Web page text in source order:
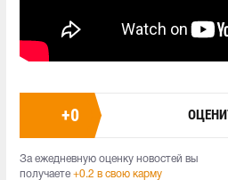
+0
За ежедневную оценку новостей вы
получаете +0.2 в свою карму